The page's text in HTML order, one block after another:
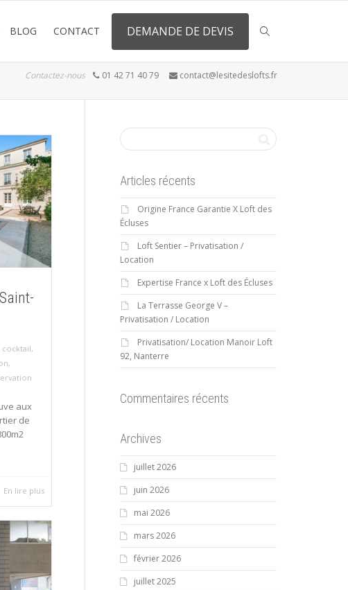
BLOG CONTACT DEMANDE DE DEVIS
Contactez-nous 01 42 71 40 79 contact@lesitedeslofts.fr
cocktail,
,
aux
de
En lire plus
Articles récents
Origine France Garantie X Loft des
Écluses
Loft Sentier – Privatisation /
Location
Expertise France x Loft des Écluses
La Terrasse George V –
Privatisation / Location
Privatisation/ Location Manoir Loft
92, Nanterre
Commentaires récents
Archives
juillet 2026
juin 2026
mai 2026
mars 2026
février 2026
juillet 2025